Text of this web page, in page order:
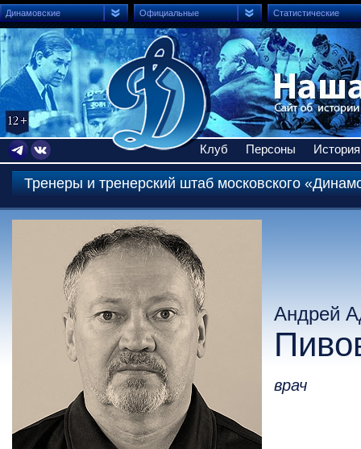
Динамовские Официальные Статистические
Клуб Персоны История
Тренеры и тренерский штаб московского
Андрей
врач